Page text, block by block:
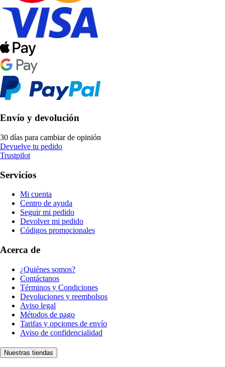
Envío y devolución
30 días para cambiar de opinión
Devuelve tu pedido
Trustpilot
Servicios
Mi cuenta
Centro de ayuda
Seguir mi pedido
Devolver mi pedido
Códigos promocionales
Acerca de
¿Quiénes somos?
Contáctanos
Términos y Condiciones
Devoluciones y reembolsos
Aviso legal
Métodos de pago
Tarifas y opciones de envío
Aviso de confidencialidad
Nuestras tiendas